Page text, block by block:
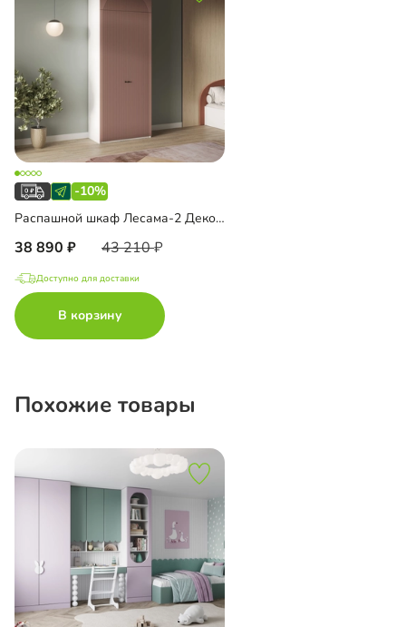
-10%
Распашной шкаф Лесама-2 Декор 4 с антресолью
38 890 43 210
Доступно для доставки
В корзину
Похожие товары